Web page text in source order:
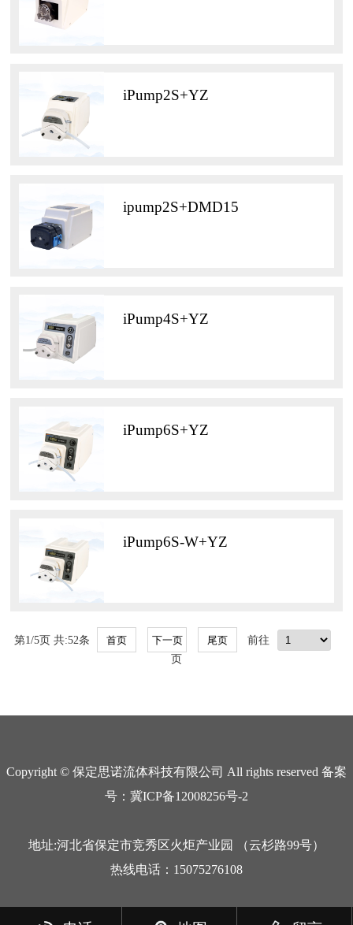
iPump2S+YZ
ipump2S+DMD15
iPump4S+YZ
iPump6S+YZ
iPump6S-W+YZ
第1/5页 共:52条
前往
页
Copyright © 保定思诺流体科技有限公司 All rights reserved 备案
号：冀ICP备12008256号-2
地址:河北省保定市竞秀区火炬产业园 （云杉路99号）
热线电话：15075276108